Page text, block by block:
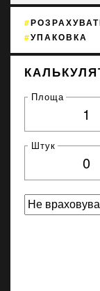
УПАКОВКА
Площа
Штук